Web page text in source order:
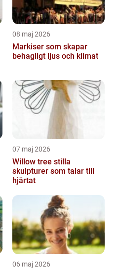
08 maj 2026
Markiser som skapar
behagligt ljus och klimat
07 maj 2026
Willow tree stilla
skulpturer som talar till
hjärtat
06 maj 2026